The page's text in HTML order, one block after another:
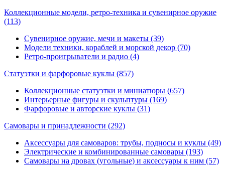
Коллекционные модели, ретро-техника и сувенирное оружие
(113)
Сувенирное оружие, мечи и макеты (39)
Модели техники, кораблей и морской декор (70)
Ретро-проигрыватели и радио (4)
Статуэтки и фарфоровые куклы (857)
Коллекционные статуэтки и миниатюры (657)
Интерьерные фигуры и скульптуры (169)
Фарфоровые и авторские куклы (31)
Самовары и принадлежности (292)
Аксессуары для самоваров: трубы, подносы и куклы (49)
Электрические и комбинированные самовары (193)
Самовары на дровах (угольные) и аксессуары к ним (57)